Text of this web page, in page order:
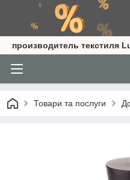
производитель текстиля
Товари та послуги